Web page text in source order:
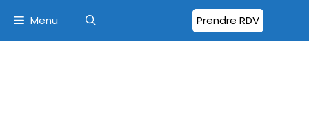
Prendre RDV
Menu